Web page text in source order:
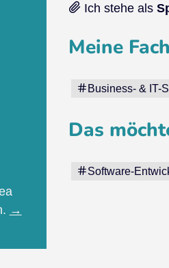
→
Ich stehe als
Meine
Business- & IT-
Das
Software-